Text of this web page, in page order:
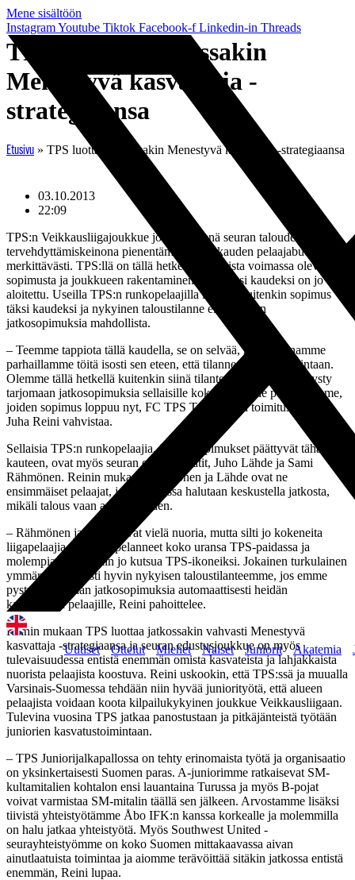
Mene sisältöön
InstagramYoutube Tiktok Facebook-f Linkedin-in Threads
Uutiset Ottelut Miehet Naiset Juniorit Akatemia
TPS luottaa jatkossakin
Menestyvä kasvattaja -
strategiaansa
Etusivu » TPS luottaa jatkossakin Menestyvä kasvattaja -strategiaansa
03.10.2013
22:09
TPS:n Veikkausliigajoukkue joutuu yhtenä seuran talouden
tervehdyttämiskeinona pienentämään ensi kauden pelaajabudjettiaan
merkittävästi. TPS:llä on tällä hetkellä yksitoista voimassa olevaa
sopimusta ja joukkueen rakentaminen myös ensi kaudeksi on jo
aloitettu. Useilla TPS:n runkopelaajilla loppuu kuitenkin sopimus
täksi kaudeksi ja nykyinen taloustilanne ei juurikaan
jatkosopimuksia mahdollista.
– Teemme tappiota tällä kaudella, se on selvää, mutta painamme
parhaillamme töitä isosti sen eteen, että tilanne saadaan hallintaan.
Olemme tällä hetkellä kuitenkin siinä tilanteessa, että emme pysty
tarjomaan jatkosopimuksia sellaisille kokeneemmille pelaajillemme,
joiden sopimus loppuu nyt, FC TPS Turku Oy:n toimitusjohtaja
Juha Reini vahvistaa.
Sellaisia TPS:n runkopelaajia, joiden sopimukset päättyvät tähän
kauteen, ovat myös seuran omat kasvatit, Juho Lähde ja Sami
Rähmönen. Reinin mukaan Rähmönen ja Lähde ovat ne
ensimmäiset pelaajat, joiden kanssa halutaan keskustella jatkosta,
mikäli talous vaan antaa myöden.
– Rähmönen ja Lähde ovat vielä nuoria, mutta silti jo kokeneita
liigapelaajia. He ovat pelanneet koko uransa TPS-paidassa ja
molempia voidaankin jo kutsua TPS-ikoneiksi. Jokainen turkulainen
ymmärtää varmasti hyvin nykyisen taloustilanteemme, jos emme
pysty tarjoamaan jatkosopimuksia automaattisesti heidän
kaltaisilleen pelaajille, Reini pahoittelee.
Reinin mukaan TPS luottaa jatkossakin vahvasti Menestyvä
kasvattaja -strategiaansa ja seuran edustusjoukkue on myös
tulevaisuudessa entistä enemmän omista kasvateista ja lahjakkaista
nuorista pelaajista koostuva. Reini uskookin, että TPS:ssä ja muualla
Varsinais-Suomessa tehdään niin hyvää juniorityötä, että alueen
pelaajista voidaan koota kilpailukykyinen joukkue Veikkausliigaan.
Tulevina vuosina TPS jatkaa panostustaan ja pitkäjänteistä työtään
juniorien kasvatustoimintaan.
– TPS Juniorijalkapallossa on tehty erinomaista työtä ja organisaatio
on yksinkertaisesti Suomen paras. A-juniorimme ratkaisevat SM-
kultamitalien kohtalon ensi lauantaina Turussa ja myös B-pojat
voivat varmistaa SM-mitalin täällä sen jälkeen. Arvostamme lisäksi
tiivistä yhteistyötämme Åbo IFK:n kanssa korkealle ja molemmilla
on halu jatkaa yhteistyötä. Myös Southwest United -
seurayhteistyömme on koko Suomen mittakaavassa aivan
ainutlaatuista toimintaa ja aiomme terävöittää sitäkin jatkossa entistä
enemmän, Reini lupaa.